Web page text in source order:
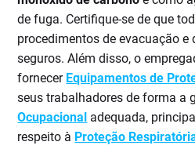
de fuga. Certifique-se de que
procedimentos de evacuação e
seguros. Além disso, o
fornecer Equipamentos de
seus trabalhadores de forma a
Ocupacional adequada,
respeito à Proteção